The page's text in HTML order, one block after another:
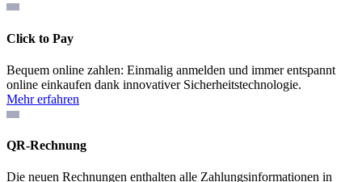
Click to Pay
Bequem online zahlen: Einmalig anmelden und immer entspannt
online einkaufen dank innovativer Sicherheitstechnologie.
Mehr erfahren
QR-Rechnung
Die neuen Rechnungen enthalten alle Zahlungsinformationen in